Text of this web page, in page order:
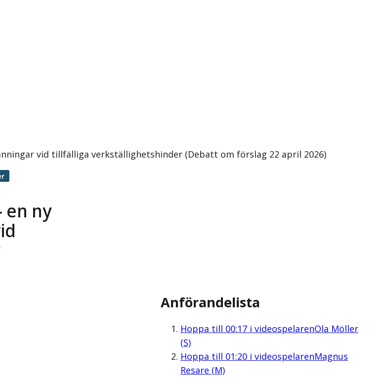
vid tillfälliga verkställighetshinder (Debatt om förslag 22 april 2026)
en ny
Anförandelista
Hoppa till 00:17i videospelarenOla Möller
(S)
Hoppa till 01:20i videospelarenMagnus
Resare (M)